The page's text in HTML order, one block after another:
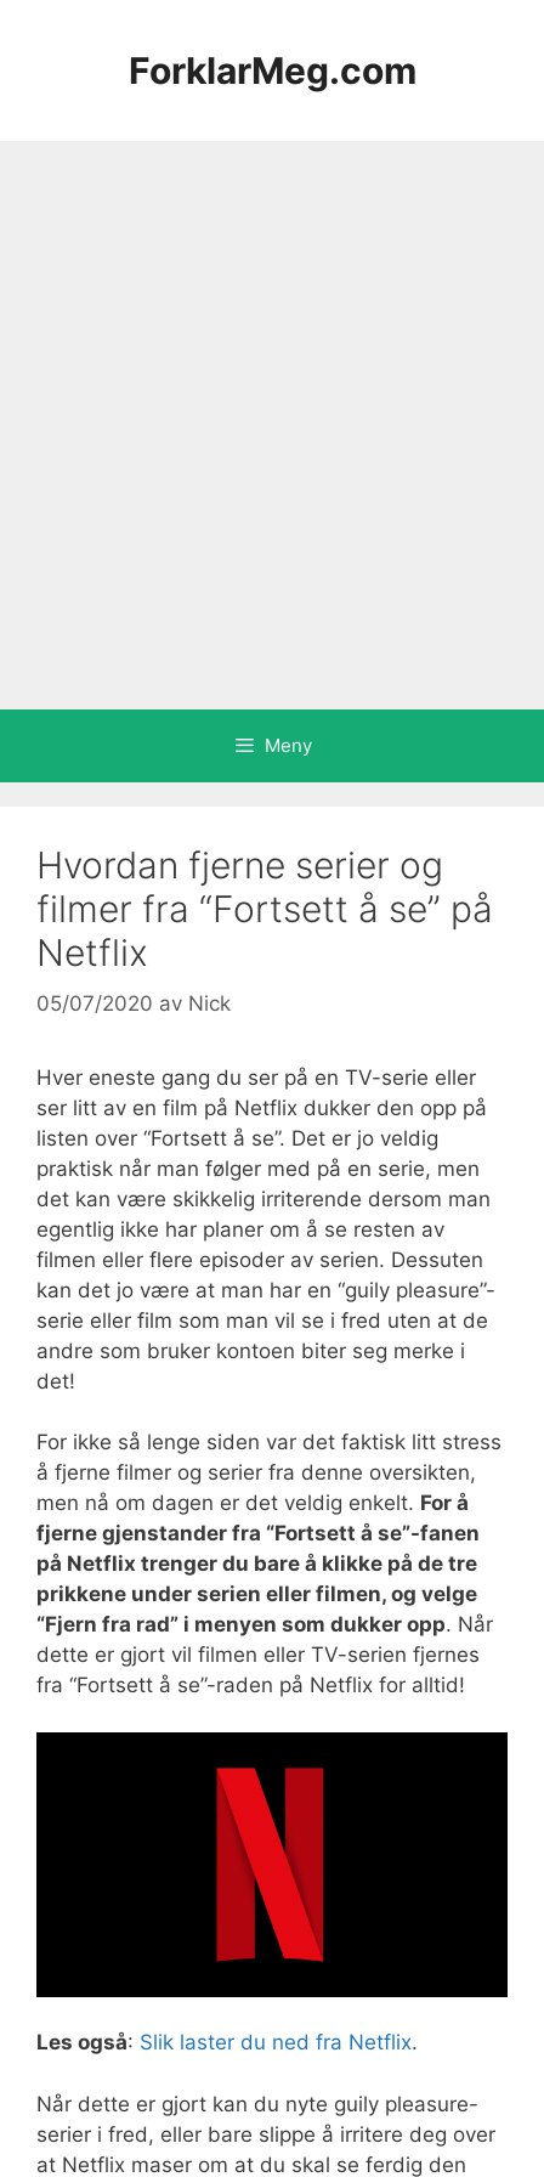
ForklarMeg.com
Meny
Hvordan fjerne serier og
filmer fra “Fortsett å se” på
Netflix
05/07/2020 av Nick
Hver eneste gang du ser på en TV-serie eller
ser litt av en film på Netflix dukker den opp på
listen over “Fortsett å se”. Det er jo veldig
praktisk når man følger med på en serie, men
det kan være skikkelig irriterende dersom man
egentlig ikke har planer om å se resten av
filmen eller flere episoder av serien. Dessuten
kan det jo være at man har en “guily pleasure”-
serie eller film som man vil se i fred uten at de
andre som bruker kontoen biter seg merke i
det!
For ikke så lenge siden var det faktisk litt stress
å fjerne filmer og serier fra denne oversikten,
men nå om dagen er det veldig enkelt. For å
fjerne gjenstander fra “Fortsett å se”-fanen
på Netflix trenger du bare å klikke på de tre
prikkene under serien eller filmen, og velge
“Fjern fra rad” i menyen som dukker opp. Når
dette er gjort vil filmen eller TV-serien fjernes
fra “Fortsett å se”-raden på Netflix for alltid!
Les også: Slik laster du ned fra Netflix.
Når dette er gjort kan du nyte guily pleasure-
serier i fred, eller bare slippe å irritere deg over
at Netflix maser om at du skal se ferdig den